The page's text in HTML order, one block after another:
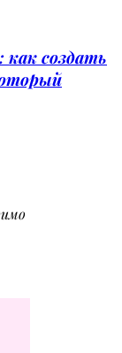
создать